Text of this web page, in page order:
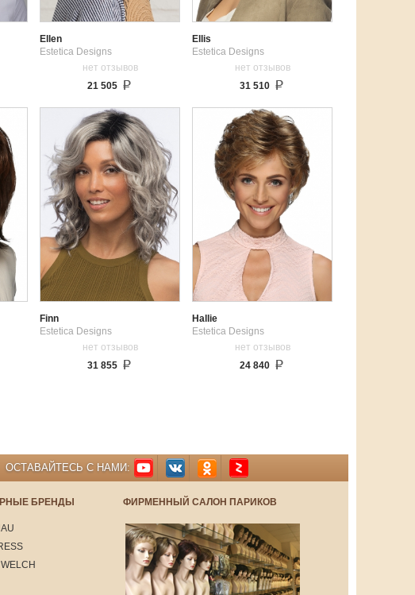
Ellen
Estetica Designs
нет отзывов
21 505
Ellis
Estetica Designs
нет отзывов
31 510
Finn
Estetica Designs
нет отзывов
31 855
Hallie
Estetica Designs
нет отзывов
24 840
ОСТАВАЙТЕСЬ С НАМИ:
БРЕНДЫ ФИРМЕННЫЙ САЛОН ПАРИКОВ